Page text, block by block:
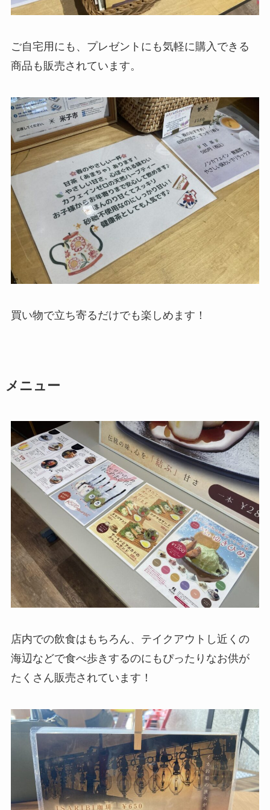
ご自宅用にも、プレゼントにも気軽に購入できる
商品も販売されています。
買い物で立ち寄るだけでも楽しめます！
メニュー
店内での飲食はもちろん、テイクアウトし近くの
海辺などで食べ歩きするのにもぴったりなお供が
たくさん販売されています！